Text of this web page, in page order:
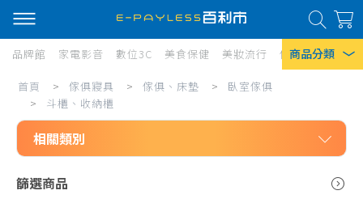
商品分類
熱門搜尋
風扇
口罩
除濕機
品牌館 家電影音 數位3C 美食保健 美妝流行 傢俱寢具 居
斗
櫃、
收
納
櫃
首頁 > 傢俱寢具 > 傢俱、床墊 >
臥室傢俱
>
斗櫃、收納櫃
相關類別
篩選商品